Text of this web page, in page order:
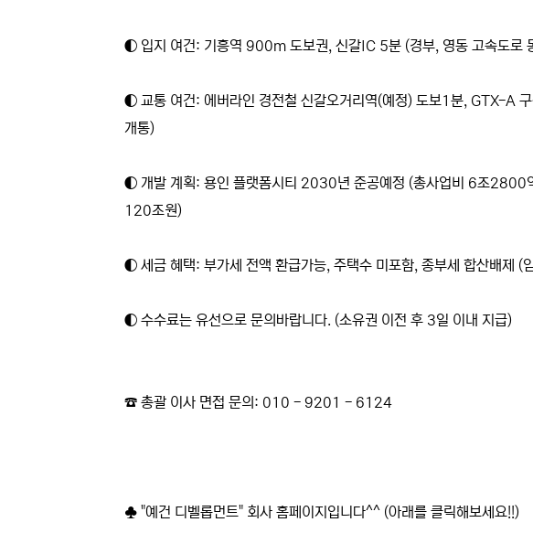
◐ 입지 여건: 기흥역 900m 도보권, 신갈IC 5분 (경부, 영동 고속도로
◐ 교통 여건: 에버라인 경전철 신갈오거리역(예정) 도보1분, GTX-A
개통)
◐ 개발 계획: 용인 플랫폼시티 2030년 준공예정 (총사업비 6조
120조원)
◐ 세금 혜택: 부가세 전액 환급가능, 주택수 미포함, 종부세 합산배제 (
◐ 수수료는 유선으로 문의바랍니다. (소유권 이전 후 3일 이내 지급)
☎ 총괄 이사 면접 문의: 010 - 9201 - 6124
♣ "예건 디벨롭먼트" 회사 홈페이지입니다^^ (아래를 클릭해보세요!!)